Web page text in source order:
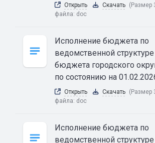
Открыть Скачать (Размер
файла: doc
Исполнение бюджета по
ведомственной
бюджета городского
по состоянию на
Открыть Скачать (Размер
файла: doc
Исполнение бюджета по
ведомственной